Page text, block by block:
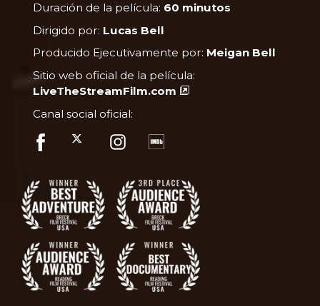
Duración de la película: 60 minutos
Dirigido por: Lucas Bell
Producido Ejecutivamente por: Meigan Bell
Sitio web oficial de la película:
LiveTheStreamFilm.com
Canal social oficial: